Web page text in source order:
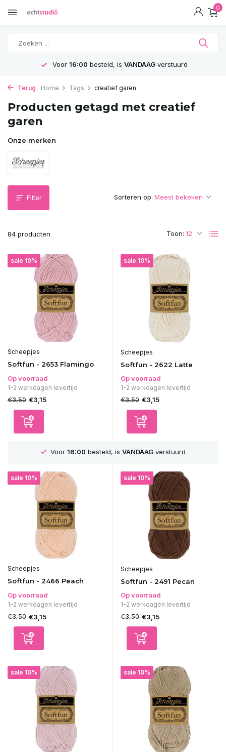
0
Voor 16:00 besteld, is VANDAAGverstuurd
Terug Home Tags creatief garen
Producten getagd met creatief
garen
Onze merken
Filter
84 producten Toon:
Sorteren op:
sale 10%
Scheepjes
Softfun - 2653 Flamingo
Op voorraad
1-2 werkdagen levertijd
€3,50 €3,15
sale 10%
Scheepjes
Softfun - 2622 Latte
Op voorraad
1-2 werkdagen levertijd
€3,50 €3,15
Voor 16:00 besteld, is VANDAAGverstuurd
sale 10%
Scheepjes
Softfun - 2466 Peach
Op voorraad
1-2 werkdagen levertijd
€3,50 €3,15
sale 10%
Scheepjes
Softfun - 2491 Pecan
Op voorraad
1-2 werkdagen levertijd
€3,50 €3,15
sale 10% sale 10%